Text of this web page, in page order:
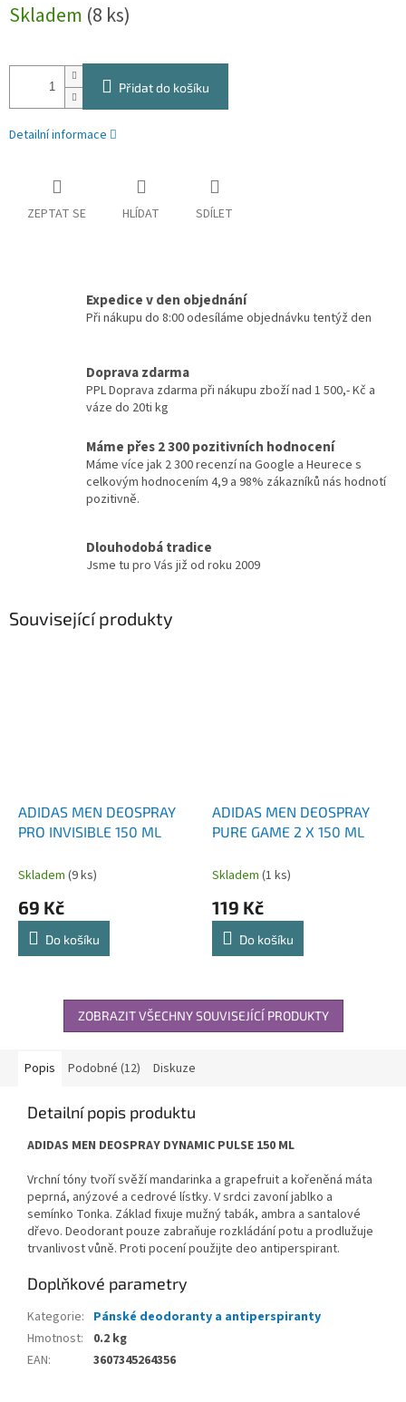
cena:
Skladem (8 ks)
Přidat do košíku
Detailní informace
ZEPTAT SE HLÍDAT SDÍLET
Expedice v den objednání
Při nákupu do 8:00 odesíláme objednávku tentýž den
Doprava zdarma
PPL Doprava zdarma při nákupu zboží nad 1 500,- Kč a
váze do 20ti kg
Máme přes 2 300 pozitivních hodnocení
Máme více jak 2 300 recenzí na Google a Heurece s
celkovým hodnocením 4,9 a 98% zákazníků nás hodnotí
pozitivně.
Dlouhodobá tradice
Jsme tu pro Vás již od roku 2009
Související produkty
ADIDAS MEN DEOSPRAY
PRO INVISIBLE 150 ML
Skladem (9 ks)
69 Kč
Do košíku
ADIDAS MEN DEOSPRAY
PURE GAME 2 X 150 ML
Skladem (1 ks)
119 Kč
Do košíku
ZOBRAZIT VŠECHNY SOUVISEJÍCÍ PRODUKTY
Popis Podobné (12) Diskuze
Detailní popis produktu
ADIDAS MEN DEOSPRAY DYNAMIC PULSE 150 ML
Vrchní tóny tvoří svěží mandarinka a grapefruit a kořeněná máta
peprná, anýzové a cedrové lístky. V srdci zavoní jablko a
semínko Tonka. Základ fixuje mužný tabák, ambra a santalové
dřevo. Deodorant pouze zabraňuje rozkládání potu a prodlužuje
trvanlivost vůně. Proti pocení použijte deo antiperspirant.
Doplňkové parametry
Kategorie: Pánské deodoranty a antiperspiranty
Hmotnost:
0.2 kg
EAN: 3607345264356